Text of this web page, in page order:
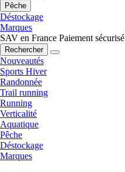
Pêche
Déstockage
Marques
SAV en France Paiement sécurisé
Rechercher
Nouveautés
Sports Hiver
Randonnée
Trail running
Running
Verticalité
Aquatique
Pêche
Déstockage
Marques